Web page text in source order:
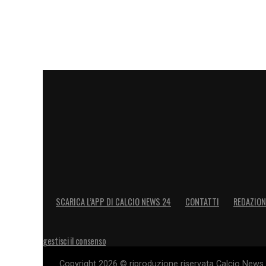
SCARICA L’APP DI CALCIO NEWS 24 CONTATTI
gestisci il consenso
Copyright 2026 © riproduzione riservata Calcio